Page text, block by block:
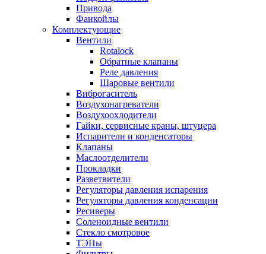
Привода
Фанкойлы
Комплектующие
Вентили
Rotalock
Обратные клапаны
Реле давления
Шаровые вентили
Виброгаситель
Воздухонагреватели
Воздухоохлодители
Гайки, сервисные краны, штуцера
Испарители и конденсаторы
Клапаны
Маслоотделители
Прокладки
Разветвители
Регуляторы давления испарения
Регуляторы давления конденсации
Ресиверы
Соленоидные вентили
Стекло смотровое
ТЭНы